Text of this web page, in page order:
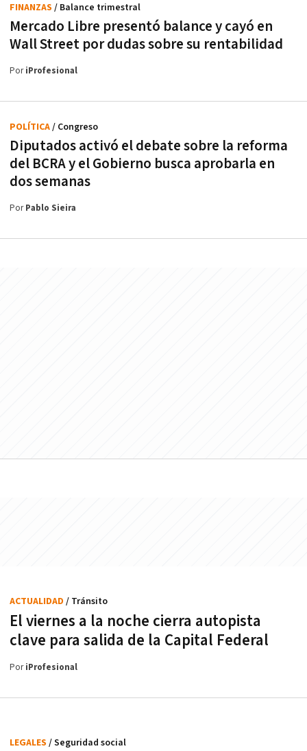
Mercado Libre presentó balance y cayó en
Wall Street por dudas sobre su rentabilidad
FINANZAS / Balance trimestral
PoriProfesional
Diputados activó el debate sobre la reforma
del BCRA y el Gobierno busca aprobarla en
dos semanas
POLÍTICA/ Congreso
PorPablo Sieira
El viernes a la noche cierra autopista
clave para salida de la Capital Federal
ACTUALIDAD / Tránsito
PoriProfesional
LEGALES / Seguridad social